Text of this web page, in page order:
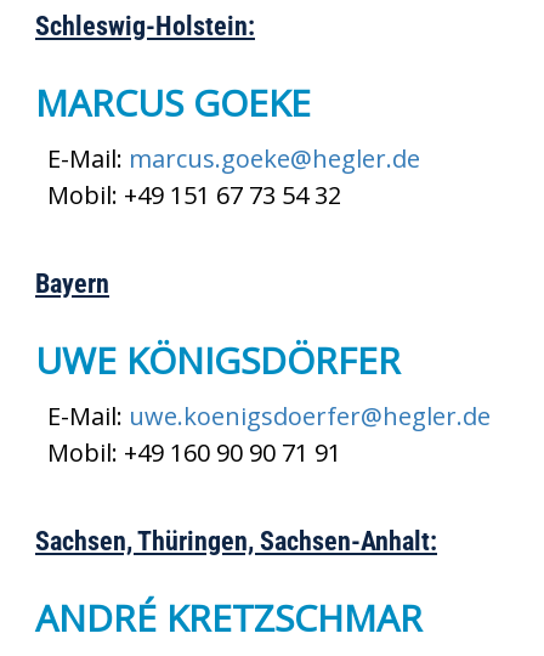
Schleswig-Holstein:
MARCUS GOEKE
E-Mail: marcus.goeke@hegler.de
Mobil: +49 151 67 73 54 32
Bayern
UWE KÖNIGSDÖRFER
E-Mail: uwe.koenigsdoerfer@hegler.de
Mobil: +49 160 90 90 71 91
Sachsen, Thüringen, Sachsen-Anhalt:
ANDRÉ KRETZSCHMAR